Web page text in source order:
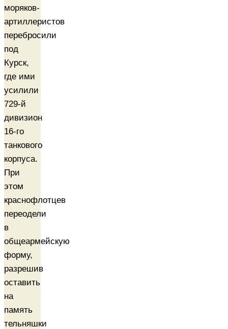
моряков-
артиллеристов
перебросили
под
Курск,
где ими
усилили
729-й
дивизион
16-го
танкового
корпуса.
При
этом
краснофлотцев
переодели
в
общеармейскую
форму,
разрешив
оставить
на
память
тельняшки